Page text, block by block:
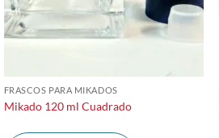
FRASCOS PARA MIKADOS
Mikado 120 ml Cuadrado